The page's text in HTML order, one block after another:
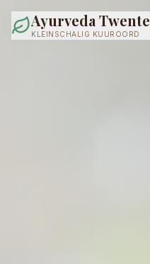
Ayurveda Twente
KLEINSCHALIG KUUROORD